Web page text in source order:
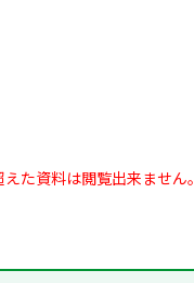
た資料は閲覧出来ません。